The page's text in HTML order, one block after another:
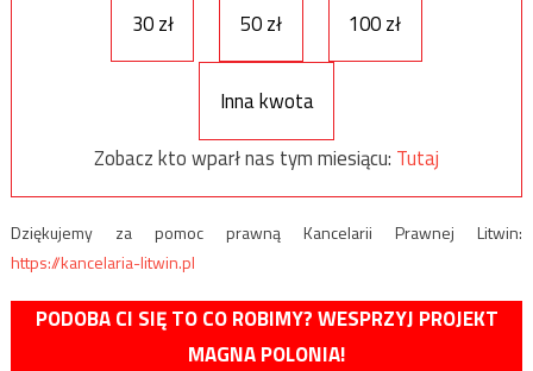
30 zł
50 zł 100 zł
Inna kwota
Zobacz kto wparł nas tym miesiącu: Tutaj
Dziękujemy za pomoc prawną Kancelarii Prawnej Litwin:
https://kancelaria-litwin.pl
PODOBA CI SIĘ TO CO ROBIMY? WESPRZYJ PROJEKT
MAGNA POLONIA!